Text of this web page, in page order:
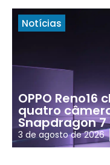
Notícias
OPPO
quatro
Snapdragon 7
3 de agosto de 2026